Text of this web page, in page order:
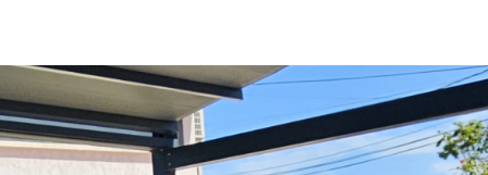
1
LOCALISATION BUDGET
5 Pièces